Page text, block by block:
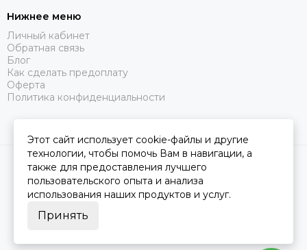
Нижнее меню
Личный кабинет
Обратная связь
Блог
Как сделать предоплату
Оферта
Политика конфиденциальности
2026 © Царство Сна.Карта сайта
Этот сайт использует cookie-файлы и другие
технологии, чтобы помочь Вам в навигации, а
также для предоставления лучшего
пользовательского опыта и анализа
использования наших продуктов и услуг.
Принять